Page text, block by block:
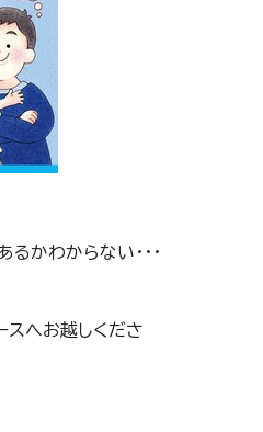
かわからない・・・
スへお越しくださ